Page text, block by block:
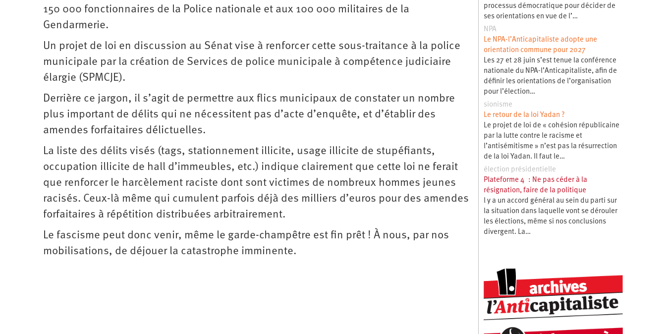
150 000 fonctionnaires de la Police nationale et aux 100 000 militaires de la
Gendarmerie.
Un projet de loi en discussion au Sénat vise à renforcer cette sous-traitance à la police
municipale par la création de Services de police municipale à compétence judiciaire
élargie (SPMCJE).
Derrière ce jargon, il s’agit de permettre aux flics municipaux de constater un nombre
plus important de délits qui ne nécessitent pas d’acte d’enquête, et d’établir des
amendes forfaitaires délictuelles.
La liste des délits visés (tags, stationnement illicite, usage illicite de stupéfiants,
occupation illicite de hall d’immeubles, etc.) indique clairement que cette loi ne ferait
que renforcer le harcèlement raciste dont sont victimes de nombreux hommes jeunes
racisés. Ceux-là même qui cumulent parfois déjà des milliers d’euros pour des amendes
forfaitaires à répétition distribuées arbitrairement.
Le fascisme peut donc venir, même le garde-champêtre est fin prêt ! À nous, par nos
mobilisations, de déjouer la catastrophe imminente.
processus démocratique pour décider de
ses orientations en vue de l’…
NPA
Le NPA-l’Anticapitaliste adopte une
orientation commune pour 2027
Les 27 et 28 juin s’est tenue la conférence
nationale du NPA-l’Anticapitaliste, afin de
définir les orientations de l’organisation
pour l’élection…
sionisme
Le retour de la loi Yadan ?
Le projet de loi de « cohésion républicaine
par la lutte contre le racisme et
l’antisémitisme » n’est pas la résurrection
de la loi Yadan. Il faut le…
élection présidentielle
Plateforme 4 : Ne pas céder à la
résignation, faire de la politique
l y a un accord général au sein du parti sur
la situation dans laquelle vont se dérouler
les élections, même si nos conclusions
divergent. La…